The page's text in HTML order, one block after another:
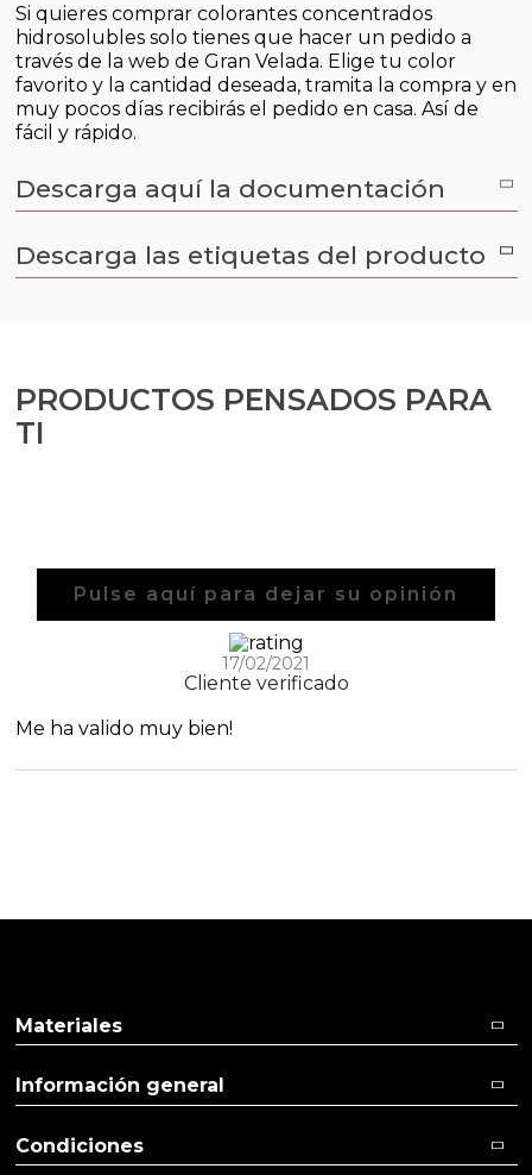
Si quieres comprar colorantes concentrados
hidrosolubles solo tienes que hacer un pedido a
través de la web de Gran Velada. Elige tu color
favorito y la cantidad deseada, tramita la compra y en
muy pocos días recibirás el pedido en casa. Así de
fácil y rápido.
Descarga aquí la documentación
Descarga las etiquetas del producto
PRODUCTOS PENSADOS PARA
TI
Pulse aquí para dejar su opinión
17/02/2021
Cliente verificado
Me ha valido muy bien!
Materiales
Información general
Condiciones